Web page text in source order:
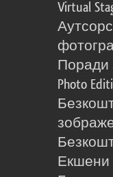
Virtual
Поради
Photo
Екшени